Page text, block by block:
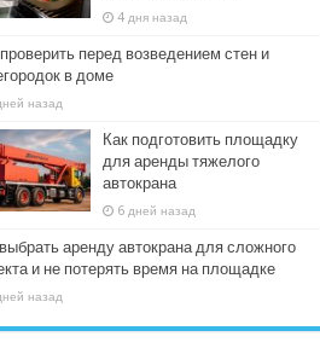
4 дня назад
перед возведением стен и
в доме
назад
Как подготовить площадку
для аренды тяжелого
автокрана
6 дней назад
аренду автокрана для сложного
и не потерять время на площадке
назад